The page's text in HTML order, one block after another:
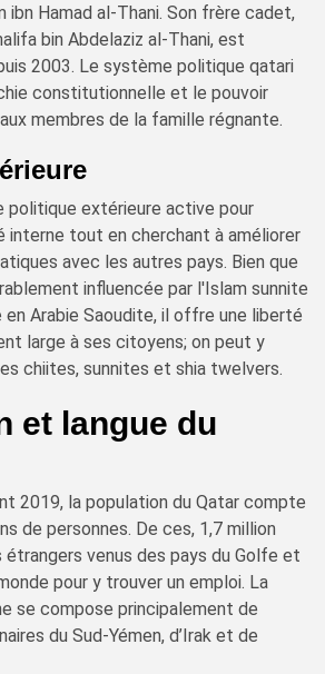
ibn Hamad al-Thani. Son frère cadet,
bin Abdelaziz al-Thani, est
2003. Le système politique qatari
constitutionnelle et le pouvoir
membres de la famille régnante.
politique extérieure active pour
interne tout en cherchant à améliorer
avec les autres pays. Bien que
influencée par l'Islam sunnite
Arabie Saoudite, il offre une liberté
large à ses citoyens; on peut y
chiites, sunnites et shia twelvers.
et langue du
2019, la population du Qatar compte
de personnes. De ces, 1,7 million
venus des pays du Golfe et
pour y trouver un emploi. La
se compose principalement de
du Sud-Yémen, d’Irak et de